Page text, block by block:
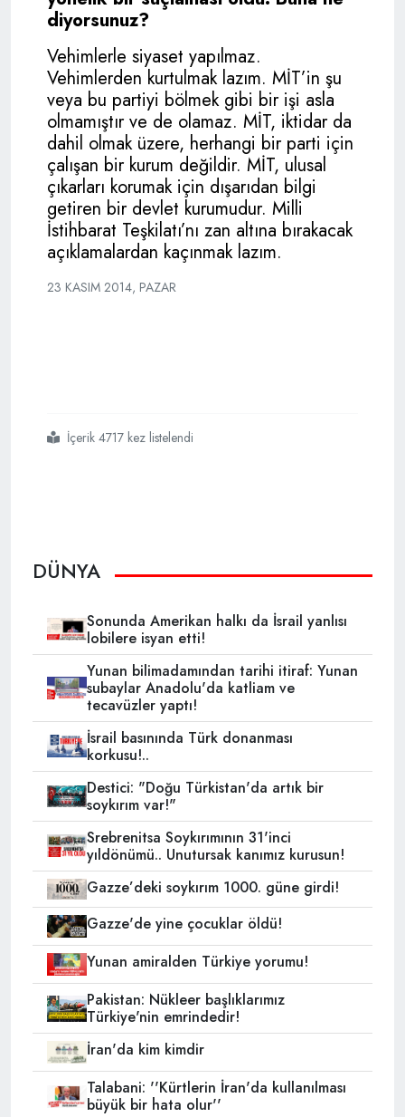
diyorsunuz?
Vehimlerle siyaset yapılmaz.
Vehimlerden kurtulmak lazım. MİT’in şu
veya bu partiyi bölmek gibi bir işi asla
olmamıştır ve de olamaz. MİT, iktidar da
dahil olmak üzere, herhangi bir parti için
çalışan bir kurum değildir. MİT, ulusal
çıkarları korumak için dışarıdan bilgi
getiren bir devlet kurumudur. Milli
İstihbarat Teşkilatı’nı zan altına bırakacak
açıklamalardan kaçınmak lazım.
23 KASIM 2014, PAZAR
#erdoğan
#bakanlar
#kuruluna
#başkanlık
#edeceğim
İçerik 4717 kez listelendi
DÜNYA
Sonunda Amerikan halkı da İsrail yanlısı
lobilere isyan etti!
Yunan bilimadamından tarihi itiraf: Yunan
subaylar Anadolu'da katliam ve
tecavüzler yaptı!
İsrail basınında Türk donanması
korkusu!..
Destici: "Doğu Türkistan'da artık bir
soykırım var!"
Srebrenitsa Soykırımının 31'inci
yıldönümü.. Unutursak kanımız kurusun!
Gazze’deki soykırım 1000. güne girdi!
Gazze'de yine çocuklar öldü!
Yunan amiralden Türkiye yorumu!
Pakistan: Nükleer başlıklarımız
Türkiye'nin emrindedir!
İran'da kim kimdir
Talabani: ''Kürtlerin İran'da kullanılması
büyük bir hata olur''